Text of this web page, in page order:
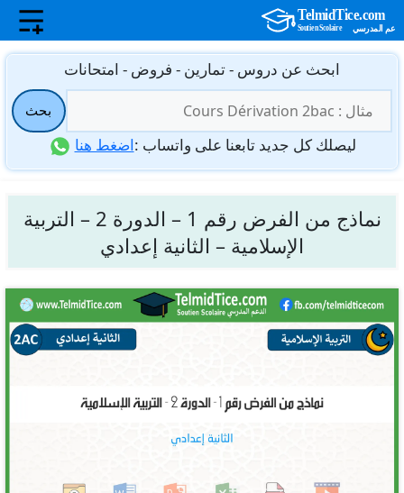
انتقل
المحتوى
ابحث عن دروس - تمارين - فروض - امتحانات
عن:
بحث
ليصلك كل جديد تابعنا على واتساب :اضغط هنا
نماذج من الفرض رقم 1 – الدورة 2 – التربية
الإسلامية – الثانية إعدادي